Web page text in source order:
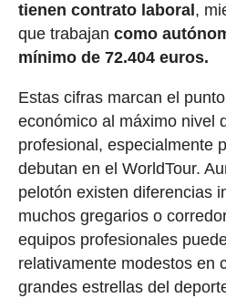
tienen contrato laboral ,
que trabajan como
mínimo de 72.404 euros.
Estas cifras marcan el
económico al máximo nivel
profesional, especialmente
debutan en el WorldTour.
pelotón existen diferencias
muchos gregarios o
equipos profesionales
relativamente modestos en
grandes estrellas del